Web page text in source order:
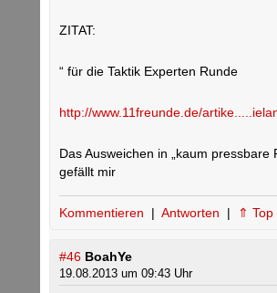
ZITAT:
“ für die Taktik Experten Runde
http://www.11freunde.de/
Das Ausweichen in „kaum pressbare
gefällt mir
Kommentieren | Antworten | ⇑ Top
#46 BoahYe
19.08.2013 um 09:43 Uhr